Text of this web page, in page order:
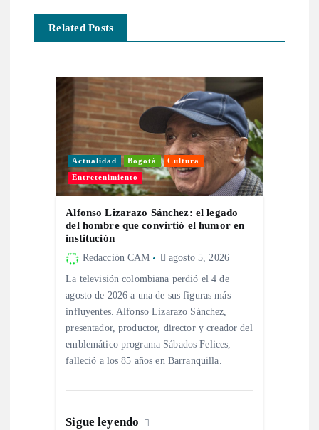
a
c
Related Posts
Actualidad Bogotá Cultura
Entretenimiento
Alfonso Lizarazo Sánchez: el legado
del hombre que convirtió el humor en
institución
Redacción CAM agosto 5, 2026
La televisión colombiana perdió el 4 de
agosto de 2026 a una de sus figuras más
influyentes. Alfonso Lizarazo Sánchez,
presentador, productor, director y creador del
emblemático programa Sábados Felices,
falleció a los 85 años en Barranquilla.
Sigue leyendo